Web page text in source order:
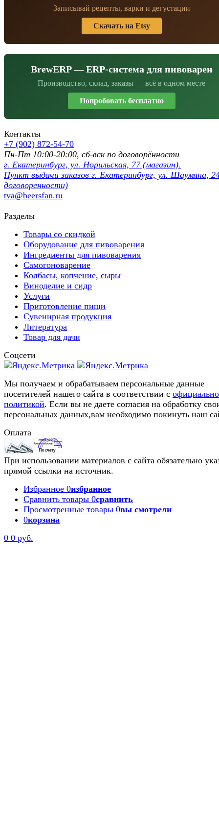
Записывай рецепты, варки и дегустации
Скачать на Etsy
BrewERP — ERP-система для пивоварен
Производство, склад, заказы — всё в одном месте
Попробовать бесплатно
Контакты
+7 (902) 872-54-70
Пн-Пт 10:00-20:00, сб-вск по договорённости
г. Екатеринбург, ул. Норильская, 77 (магазин).
Пункт выдачи заказов г. Екатеринбург, ул. Шаумяна,
договоренности)
tva@beersfan.ru
Разделы
Товары со скидкой
Оборудование для пивоварения
Ингредиенты для пивоварения
Самогоноварение
Колбасы, копчение, сыры
Виноделие и сидр
Услуги
Приготовление пищи
Сувенирная продукция
Литература
Товар для дачи
Соцсети
Мы получаем и обрабатываем персональные данные
посетителей нашего сайта в соответствии с
политикой. Если вы не даете согласия на обработку
персональных данных,вам необходимо покинуть наш
Оплата
При использовании материалов с сайта обязательно
прямой ссылки на источник.
Избранное 0избранное
Сравнить товары 0сравнить
Просмотренные товары 0вы смотрели
0корзина
0 0 руб.